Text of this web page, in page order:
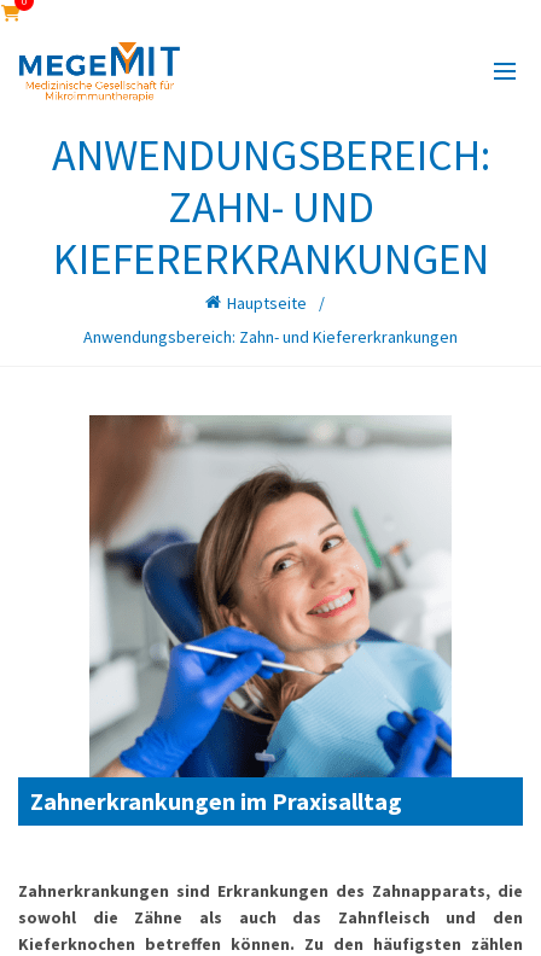
ANWENDUNGSBEREICH:
ZAHN- UND
KIEFERERKRANKUNGEN
Hauptseite
Anwendungsbereich: Zahn- und Kiefererkrankungen
Zahnerkrankungen im Praxisalltag
Zahnerkrankungen sind Erkrankungen des Zahnapparats, die
sowohl die Zähne als auch das Zahnfleisch und den
Kieferknochen betreffen können. Zu den häufigsten zählen